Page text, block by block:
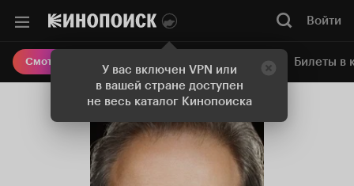
У вас включен VPN или
в вашей стране доступен
не весь каталог Кинопоиска
Войти
Смотреть кино Онлайн-кинотеатр Билеты в